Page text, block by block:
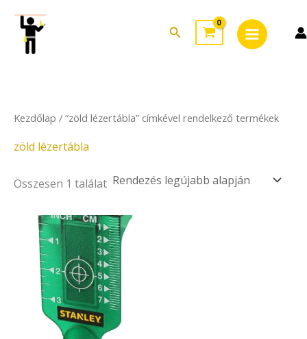
content
Search
Menu
Kezdőlap / “zöld lézertábla” címkével rendelkező termékek
zöld lézertábla
Összesen 1 találat